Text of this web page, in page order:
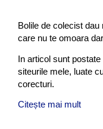
Bolile de colecist
care nu te omoara
In articol sunt
siteurile mele, luate
corecturi.
Citește mai mult